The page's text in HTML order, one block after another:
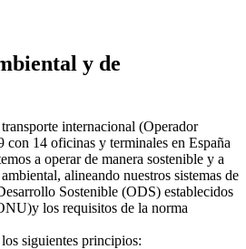
y de
internacional (Operador
14 oficinas y terminales en España
a operar de manera sostenible y a
alineando nuestros sistemas de
Sostenible (ODS) establecidos
los requisitos de la norma
siguientes principios: